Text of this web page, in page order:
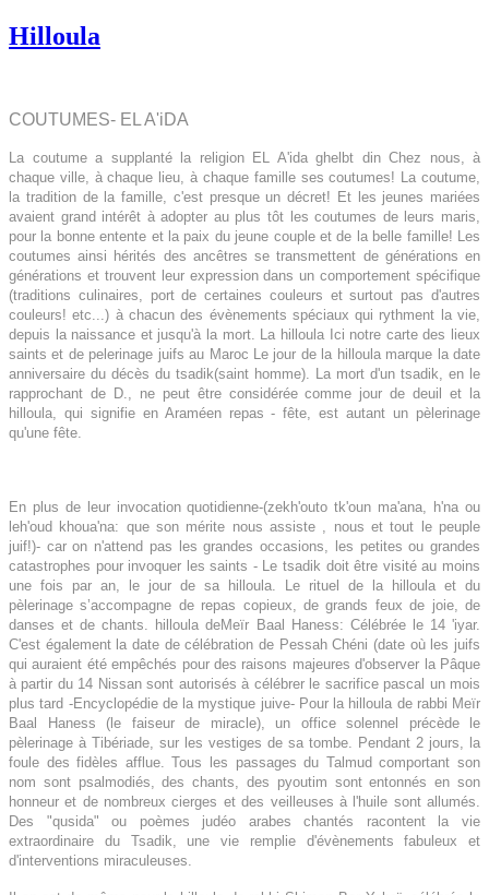
Hilloula
COUTUMES- EL A'iDA
La coutume a supplanté la religion EL A'ida ghelbt din Chez nous, à
chaque ville, à chaque lieu, à chaque famille ses coutumes! La coutume,
la tradition de la famille, c'est presque un décret! Et les jeunes mariées
avaient grand intérêt à adopter au plus tôt les coutumes de leurs maris,
pour la bonne entente et la paix du jeune couple et de la belle famille! Les
coutumes ainsi hérités des ancêtres se transmettent de générations en
générations et trouvent leur expression dans un comportement spécifique
(traditions culinaires, port de certaines couleurs et surtout pas d'autres
couleurs! etc...) à chacun des évènements spéciaux qui rythment la vie,
depuis la naissance et jusqu'à la mort. La hilloula Ici notre carte des lieux
saints et de pelerinage juifs au Maroc Le jour de la hilloula marque la date
anniversaire du décès du tsadik(saint homme).
La mort d'un tsadik, en le
rapprochant de D., ne peut être considérée comme jour de deuil et la
hilloula, qui signifie en Araméen repas - fête, est autant un pèlerinage
qu'une fête.
En plus de leur invocation quotidienne-(zekh'outo tk'oun ma'ana, h'na ou
leh'oud khoua'na: que son mérite nous assiste , nous et tout le peuple
juif!)- car on n'attend pas les grandes occasions, les petites ou grandes
catastrophes pour invoquer les saints - Le tsadik doit être visité au moins
une fois par an, le jour de sa hilloula.
Le rituel de la hilloula et du
pèlerinage s’accompagne de repas copieux, de grands feux de joie, de
danses et de chants. hilloula deMeïr Baal Haness: Célébrée le 14 'iyar.
C'est également la date de célébration de Pessah Chéni (date où les juifs
qui auraient été empêchés pour des raisons majeures d'observer la Pâque
à partir du 14 Nissan sont autorisés à célébrer le sacrifice pascal un mois
plus tard -Encyclopédie de la mystique juive- Pour la hilloula de rabbi Meïr
Baal Haness (le faiseur de miracle), un office solennel précède le
pèlerinage à Tibériade, sur les vestiges de sa tombe. Pendant 2 jours, la
foule des fidèles afflue. Tous les passages du Talmud comportant son
nom sont psalmodiés, des chants, des pyoutim sont entonnés en son
honneur et de nombreux cierges et des veilleuses à l'huile sont allumés.
Des "qusida" ou poèmes judéo arabes chantés racontent la vie
extraordinaire du Tsadik, une vie remplie d'évènements fabuleux et
d'interventions miraculeuses.